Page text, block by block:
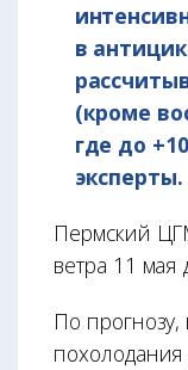
в
(кроме
где до
эксперты.
Пермский
ветра 11 мая
По
похолодания